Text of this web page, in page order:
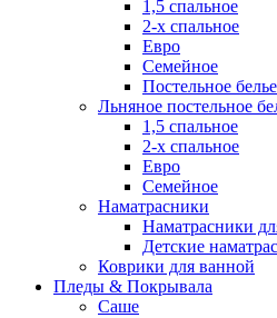
1,5 спальное
2-х спальное
Евро
Семейное
Постельное
Льняное постельное
1,5 спальное
2-х спальное
Евро
Семейное
Наматрасники
Наматрасники
Детские
Коврики для ванной
Пледы & Покрывала
Саше